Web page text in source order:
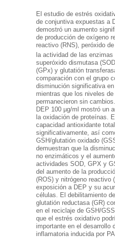
El estudio de estrés
de conjuntiva expuestas a
demostró un aumento
de producción de oxígeno
reactivo (RNS), peróxido de
la actividad de las enzimas
superóxido dismutasa
(GPx) y glutatión
comparación con el grupo
disminución significativa en
mientras que los niveles
permanecieron sin
DEP 100 µg/ml mostró un
la oxidación de proteínas.
capacidad antioxidante
significativamente, así
GSH/glutatión oxidado
demuestran que la
no enzimáticos y el
actividades SOD, GPX y
del aumento de la
(ROS) y nitrógeno reactivo
exposición a DEP y su
células. El debilitamiento
glutatión reductasa (GR)
en el reciclaje de GSH/
que el estrés oxidativo
importante en el desarrollo
inflamatoria inducida por